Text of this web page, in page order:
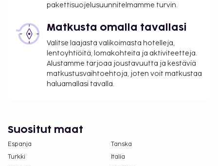
takuumaksut eivät välttämättä sisällä veroja, ja ne
saattavat muuttua.
Yksi korkeintaan 2 vuotta vanha lapsi voi
majoittua ilmaiseksi, kun hän käyttää
vanhemman tai huoltajan huoneessa olevia
sänkyjä.
katsomatta (LGBTQ+ -ystävällinen).
pakettisuojelusuunnitelmamme turvin.
Matkusta omalla tavallasi
Valitse laajasta valikoimasta hotelleja,
lentoyhtiöitä, lomakohteita ja aktiviteetteja.
Alustamme tarjoaa joustavuutta ja kestäviä
matkustusvaihtoehtoja, joten voit matkustaa
haluamallasi tavalla.
Suositut maat
Espanja
Tanska
Turkki
Italia